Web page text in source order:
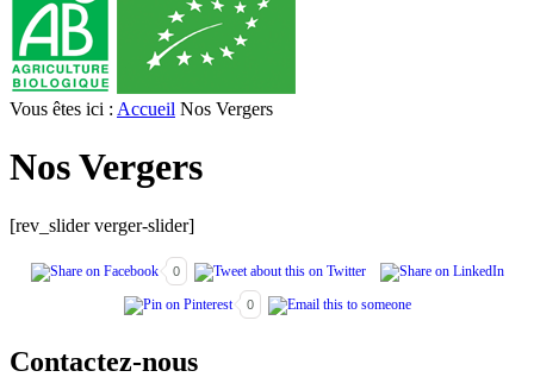
Vous êtes ici : Accueil Nos Vergers
Nos Vergers
[rev_slider verger-slider]
0
0
Contactez-nous